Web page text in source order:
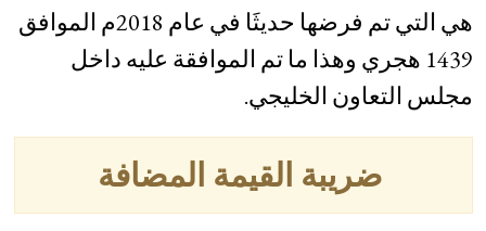
هي التي تم فرضها حديثَا في عام 2018م الموافق
1439 هجري وهذا ما تم الموافقة عليه داخل
مجلس التعاون الخليجي.
ضريبة القيمة المضافة